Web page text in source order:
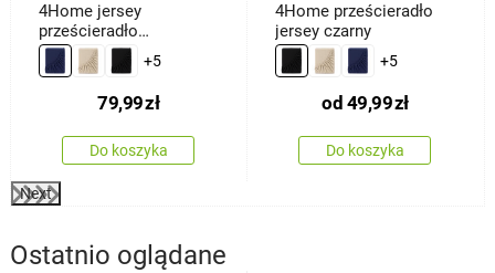
4Home jersey
prześcieradło
ciemnoniebieski, 180 x
200 cm
+5
79,99zł
Do koszyka
4Home prześcieradło
jersey czarny
+5
od 49,99zł
Do koszyka
Next
Ostatnio oglądane